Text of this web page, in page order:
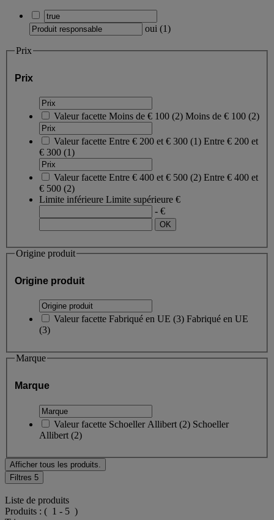
oui (1)
Prix
Prix
Valeur facette Moins de € 100 (2) Moins de € 100 (2)
Valeur facette Entre € 200 et € 300 (1) Entre € 200 et
€ 300 (1)
Valeur facette Entre € 400 et € 500 (2) Entre € 400 et
€ 500 (2)
Limite inférieure Limite supérieure €
- €
Origine produit
Origine produit
Valeur facette Fabriqué en UE (3) Fabriqué en UE
(3)
Marque
Marque
Valeur facette Schoeller Allibert (2) Schoeller
Allibert (2)
Afficher tous les produits.
Filtres 5
Liste de produits
Produits : ( 1 - 5 )